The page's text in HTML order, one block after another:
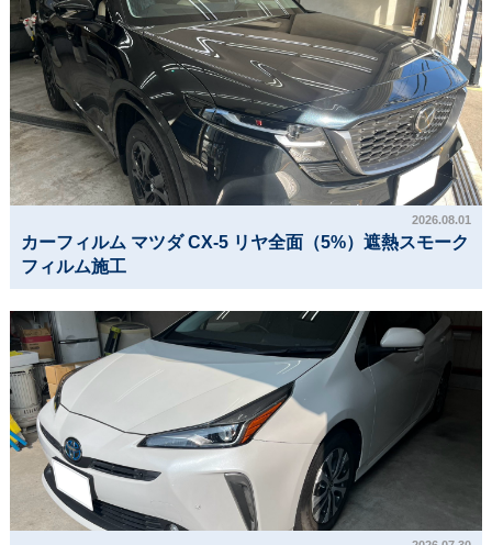
2026.08.01
カーフィルム マツダ CX-5 リヤ全面（5%）遮熱スモーク
フィルム施工